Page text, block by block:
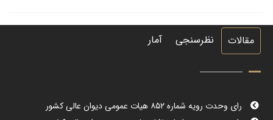
مقالات نظرسنجی آمار
رای وحدت رویه شماره ۸۵۲ هیات عمومی دیوان عالی کشور